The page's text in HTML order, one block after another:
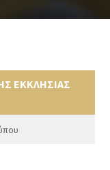
ΕΚΚΛΗΣΙΑΣ